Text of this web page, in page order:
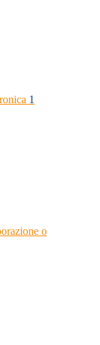
1
o